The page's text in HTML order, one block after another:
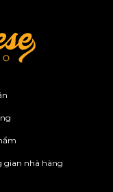
gian nhà hàng